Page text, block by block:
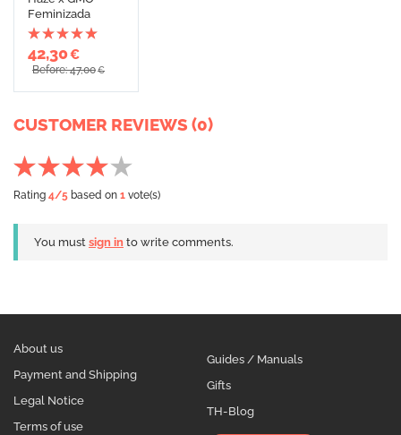
Feminizada
42,30€
Before: 47,00€
CUSTOMER REVIEWS (0)
Rating 4/5 based on 1 vote(s)
You must sign in to write comments.
About us
Payment and Shipping
Legal Notice
Terms of use
Guides / Manuals
Gifts
TH-Blog